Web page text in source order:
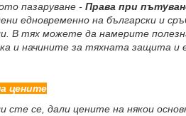
пазаруване - Права при
едновременно на български и
В тях можете да намерите
и начините за тяхната защита и
цените
сте се, дали цените на някои